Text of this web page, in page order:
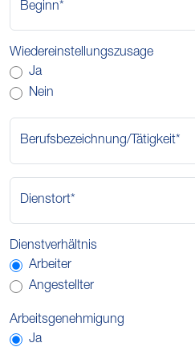
Beginn*
Wiedereinstellungszusage
Ja
Nein
Berufsbezeichnung/Tätigkeit*
Dienstort*
Dienstverhältnis
Arbeiter
Angestellter
Arbeitsgenehmigung
Ja